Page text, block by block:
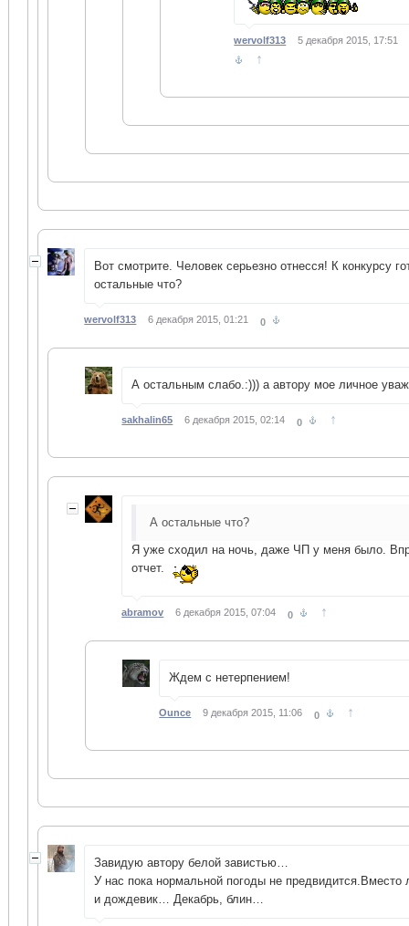
wervolf313 5 декабря 2015, 17:51
↑
Вот смотрите. Человек серьезно отнесся! К конкурсу
остальные что?
wervolf313 6 декабря 2015, 01:21 0
А остальным слабо.:))) а автору мое личное
sakhalin65 6 декабря 2015, 02:14 0 ↑
А остальные что?
Я уже сходил на ночь, даже ЧП у меня было.
отчет.
abramov 6 декабря 2015, 07:04 0 ↑
Ждем с нетерпением!
Ounce 9 декабря 2015, 11:06 0 ↑
Завидую автору белой завистью…
У нас пока нормальной погоды не предвидится.Вместо
и дождевик… Декабрь, блин…